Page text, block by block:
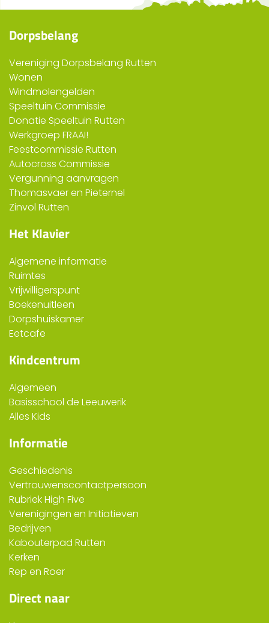
Dorpsbelang
Vereniging Dorpsbelang Rutten
Wonen
Windmolengelden
Speeltuin Commissie
Donatie Speeltuin Rutten
Werkgroep FRAAI!
Feestcommissie Rutten
Autocross Commissie
Vergunning aanvragen
Thomasvaer en Pieternel
Zinvol Rutten
Het Klavier
Algemene informatie
Ruimtes
Vrijwilligerspunt
Boekenuitleen
Dorpshuiskamer
Eetcafe
Kindcentrum
Algemeen
Basisschool de Leeuwerik
Alles Kids
Informatie
Geschiedenis
Vertrouwenscontactpersoon
Rubriek High Five
Verenigingen en Initiatieven
Bedrijven
Kabouterpad Rutten
Kerken
Rep en Roer
Direct naar